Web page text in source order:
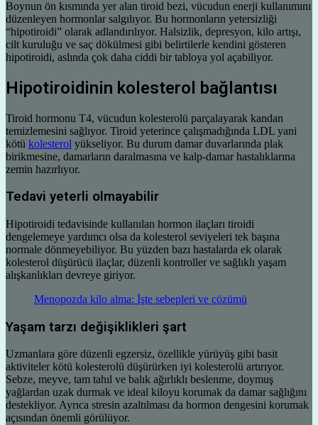
Boynun ön kısmında yer alan tiroid bezi, vücudun enerji kullanımını
düzenleyen hormonlar salgılıyor. Bu hormonların yetersizliği
“hipotiroidi” olarak adlandırılıyor. Halsizlik, depresyon, kilo artışı,
cilt kuruluğu ve saç dökülmesi gibi belirtilerle kendini gösteren
hipotiroidi, aslında çok daha ciddi bir tabloya yol açabiliyor.
Hipotiroidinin kolesterol bağlantısı
Tiroid hormonu T4, vücudun kolesterolü parçalayarak kandan
temizlemesini sağlıyor. Tiroid yeterince çalışmadığında LDL yani
kötü kolesterol yükseliyor. Bu durum damar duvarlarında plak
birikmesine, damarların daralmasına ve kalp-damar hastalıklarına
zemin hazırlıyor.
Tedavi yeterli olmayabilir
Hipotiroidi tedavisinde kullanılan hormon ilaçları tiroidi
dengelemeye yardımcı olsa da kolesterol seviyeleri tek başına
normale dönmeyebiliyor. Bu yüzden bazı hastalarda ek olarak
kolesterol düşürücü ilaçlar, düzenli kontroller ve sağlıklı yaşam
alışkanlıkları devreye giriyor.
Menopozda kilo alma: İşte sebepleri ve çözümü
Yaşam tarzı değişiklikleri şart
Uzmanlara göre düzenli egzersiz, özellikle yürüyüş gibi basit
aktiviteler kötü kolesterolü düşürürken iyi kolesterolü artırıyor.
Sebze, meyve, tam tahıl ve balık ağırlıklı beslenme, doymuş
yağlardan uzak durmak ve ideal kiloyu korumak da damar sağlığını
destekliyor. Ayrıca stresin azaltılması da hormon dengesini korumak
açısından önemli görülüyor.